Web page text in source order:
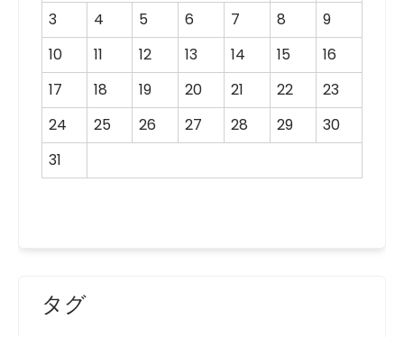
3
4 5 6 7 8
9
10
11 12 13 14 15
16
17
18 19 20 21 22
23
24
25 26 27 28 29
30
31
タグ